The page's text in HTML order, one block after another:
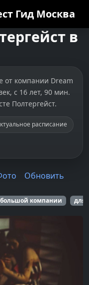
Гид Москва
в
от компании Dream
с 16 лет, 90 мин.
Полтергейст.
расписание
Обновить
компании для